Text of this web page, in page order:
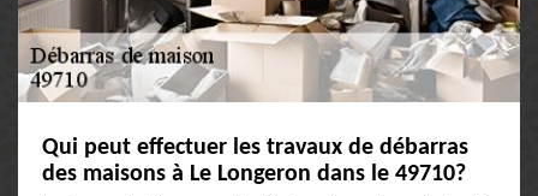
Qui peut effectuer les travaux de débarras
des maisons à Le Longeron dans le 49710?